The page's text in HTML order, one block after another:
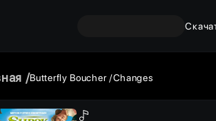
Butterfly Boucher Changes